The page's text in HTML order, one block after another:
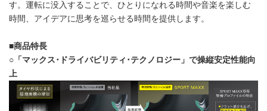
す。運転に没入することで、ひとりになれる時間や音楽を楽しむ
時間、アイデアに思考を巡らせる時間を提供します。
■商品特長
○「マックス･ドライバビリティ･テクノロジー」で操縦安定性能向
上